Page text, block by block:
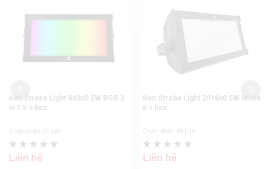
Đèn Strobe Light 840x0.5W RGB 3
in 1 E-Lites
0 sản phẩm đã bán
Liên hệ
Đèn Strobe Light 2016x0.5W White
E-Lites
0 sản phẩm đã bán
Liên hệ